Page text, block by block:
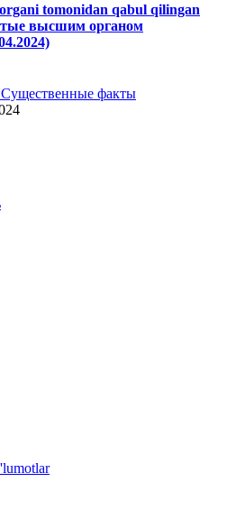
tomonidan qabul qilingan
высшим органом
факты